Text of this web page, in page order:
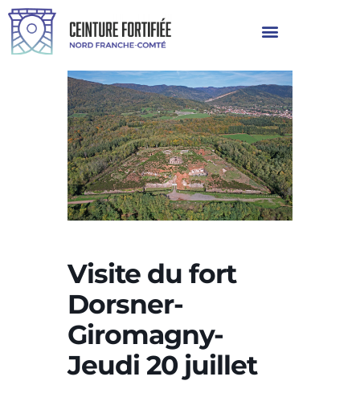
Visite du fort
Dorsner-
Giromagny-
Jeudi 20 juillet